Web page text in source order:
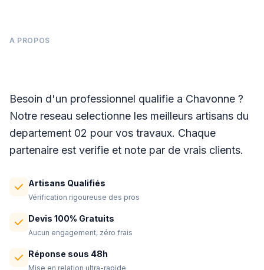
A PROPOS
Besoin d'un professionnel qualifie a Chavonne ?
Notre reseau selectionne les meilleurs artisans du
departement 02 pour vos travaux. Chaque
partenaire est verifie et note par de vrais clients.
Artisans Qualifiés
Vérification rigoureuse des pros
Devis 100% Gratuits
Aucun engagement, zéro frais
Réponse sous 48h
Mise en relation ultra-rapide